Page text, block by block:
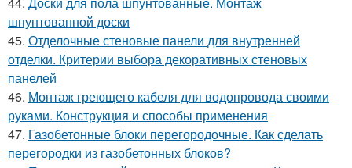
шпунтованной доски
45. Отделочные стеновые панели для внутренней
отделки. Критерии выбора декоративных стеновых
панелей
46. Монтаж греющего кабеля для водопровода своими
руками. Конструкция и способы применения
47. Газобетонные блоки перегородочные. Как сделать
перегородки из газобетонных блоков?